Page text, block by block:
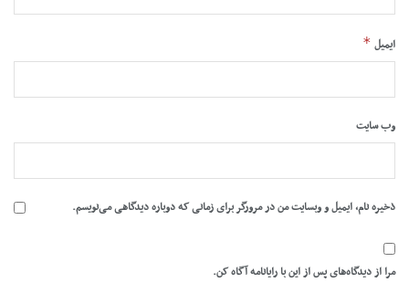
ایمیل *
وب‌ سایت
ذخیره نام، ایمیل و وبسایت من در مرورگر برای زمانی که دوباره دیدگاهی می‌نویسم.
مرا از دیدگاه‌های پس از این با رایانامه آگاه کن.